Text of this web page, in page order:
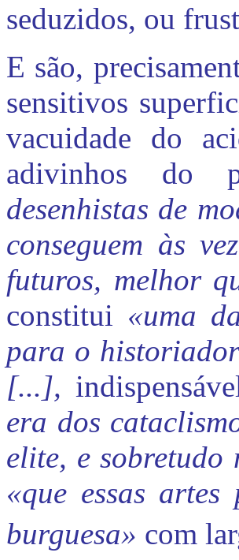
seduzidos, ou
E são,
sensitivos
vacuidade do
adivinhos do
desenhistas de
conseguem às
futuros, melhor
constitui «uma
para o
[...],
era dos
elite, e
«que essas
burguesa» com